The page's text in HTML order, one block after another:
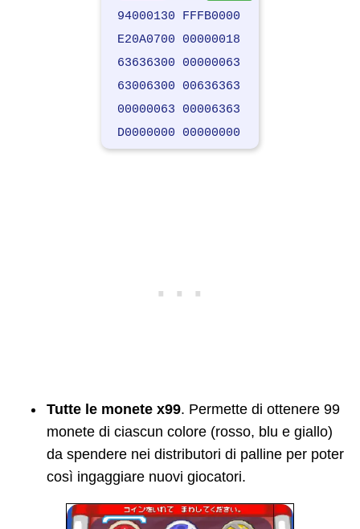
94000130 FFFB0000
E20A0700 00000018
63636300 00000063
63006300 00636363
00000063 00006363
D0000000 00000000
Tutte le monete x99. Permette di ottenere 99
monete di ciascun colore (rosso, blu e giallo)
da spendere nei distributori di palline per poter
così ingaggiare nuovi giocatori.